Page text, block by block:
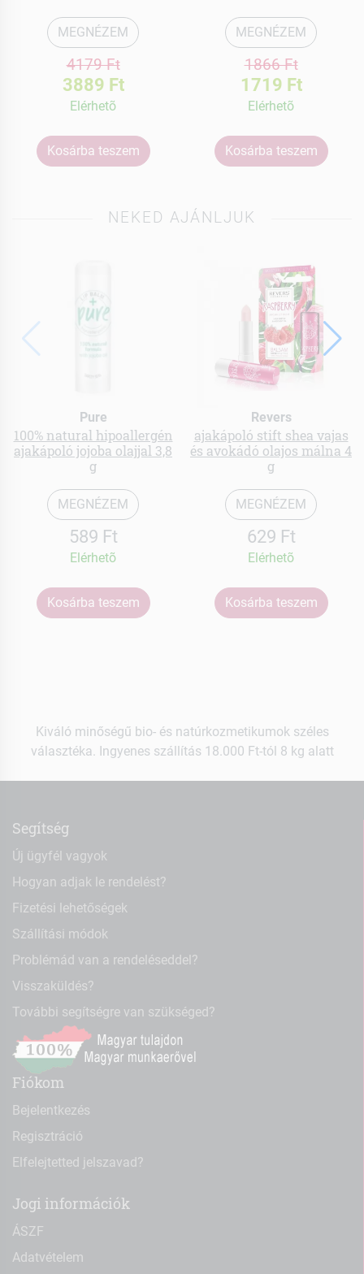
MEGNÉZEM
4179 Ft
3889 Ft
Elérhetõ
Kosárba teszem
MEGNÉZEM
1866 Ft
1719 Ft
Elérhetõ
Kosárba teszem
NEKED AJÁNLJUK
Pure
100% natural hipoallergén
ajakápoló jojoba olajjal 3,8
g
MEGNÉZEM
589 Ft
Elérhetõ
Kosárba teszem
Revers
ajakápoló stift shea vajas
és avokádó olajos málna 4
g
MEGNÉZEM
629 Ft
Elérhetõ
Kosárba teszem
Kiváló minőségű bio- és natúrkozmetikumok széles
választéka. Ingyenes szállítás 18.000 Ft-tól 8 kg alatt
Segítség
Új ügyfél vagyok
Hogyan adjak le rendelést?
Fizetési lehetőségek
Szállítási módok
Problémád van a rendeléseddel?
Visszaküldés?
További segítségre van szükséged?
Fiókom
Bejelentkezés
Regisztráció
Elfelejtetted jelszavad?
Jogi információk
ÁSZF
Adatvételem